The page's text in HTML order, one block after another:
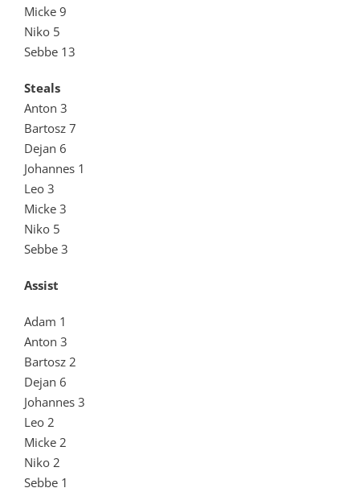
Micke 9
Niko 5
Sebbe 13
Steals
Anton 3
Bartosz 7
Dejan 6
Johannes 1
Leo 3
Micke 3
Niko 5
Sebbe 3
Assist
Adam 1
Anton 3
Bartosz 2
Dejan 6
Johannes 3
Leo 2
Micke 2
Niko 2
Sebbe 1